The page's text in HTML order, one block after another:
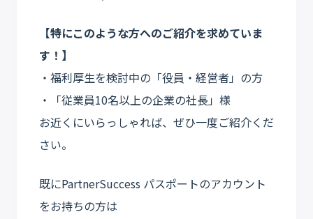
【特にこのような方へのご紹介を求めていま
す！】
・福利厚生を検討中の「役員・経営者」の方
・「従業員10名以上の企業の社長」様
お近くにいらっしゃれば、ぜひ一度ご紹介くだ
さい。
既にPartnerSuccess パスポートのアカウント
をお持ちの方は